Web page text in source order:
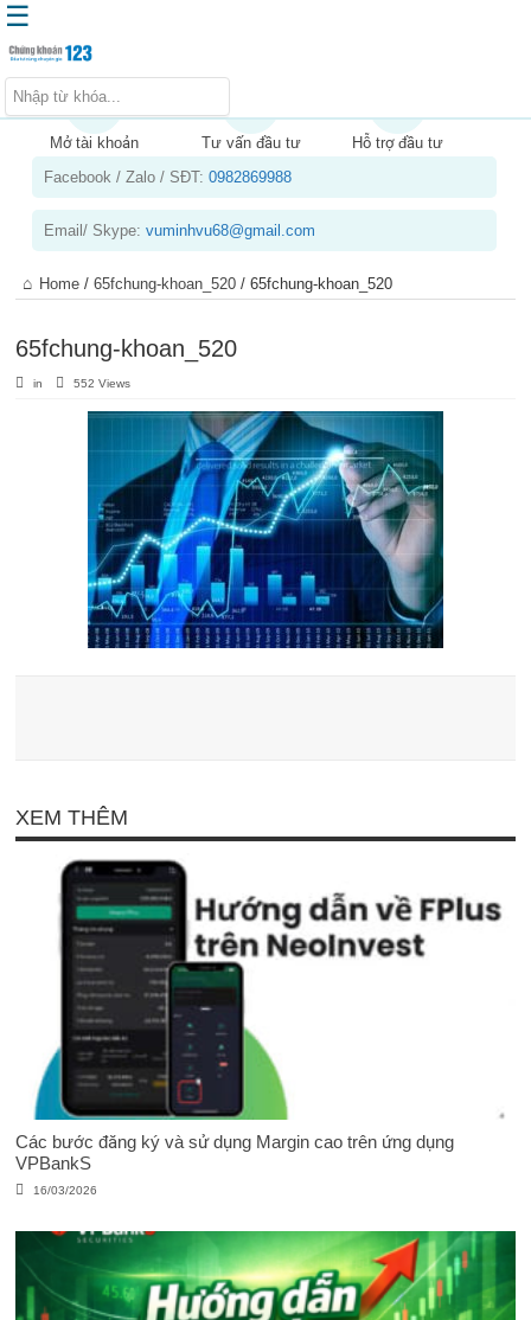
Trang chủ
Kiến thức chứng khoán
Kinh nghiệm đầu tư
Sản phẩm – dịch vụ
Chứng khoán phái sinh
☰
Mở tài khoản Tư vấn đầu tư
Hỗ trợ đầu tư
Facebook / Zalo / SĐT:0982869988
Email/ Skype:vuminhvu68@gmail.com
Home /65fchung-khoan_520 /65fchung-khoan_520
65fchung-khoan_520
in 552 Views
XEM THÊM
Các bước đăng ký và sử dụng Margin cao trên ứng dụng
VPBankS
16/03/2026